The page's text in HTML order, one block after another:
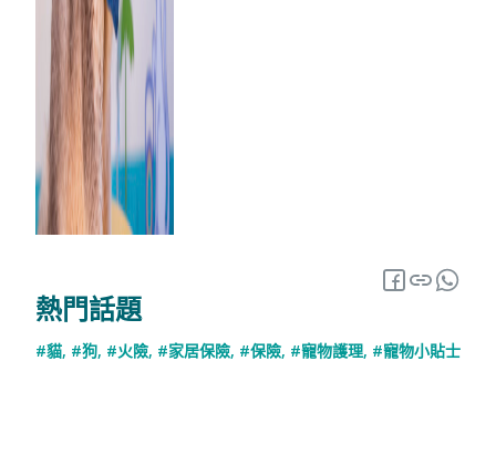
熱門話題
#貓, #狗, #火險, #家居保險, #保險, #寵物護理, #寵物小貼士